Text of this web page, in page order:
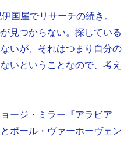
国屋でリサーチの続き。
見つからない。探している
いが、それはつまり自分の
いということなので、考え
ージ・ミラー『アラビア
ポール・ヴァーホーヴェン